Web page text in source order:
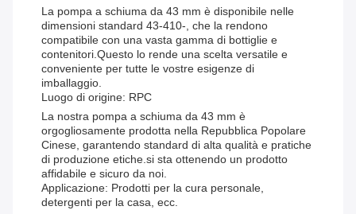
La pompa a schiuma da 43 mm è disponibile nelle
dimensioni standard 43-410-, che la rendono
compatibile con una vasta gamma di bottiglie e
contenitori.Questo lo rende una scelta versatile e
conveniente per tutte le vostre esigenze di
imballaggio.
Luogo di origine: RPC
La nostra pompa a schiuma da 43 mm è
orgogliosamente prodotta nella Repubblica Popolare
Cinese, garantendo standard di alta qualità e pratiche
di produzione etiche.si sta ottenendo un prodotto
affidabile e sicuro da noi.
Applicazione: Prodotti per la cura personale,
detergenti per la casa, ecc.